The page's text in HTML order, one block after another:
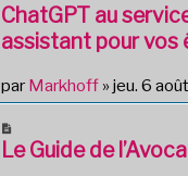
s
s
g
e
o
u
v
a
e
ChatGPT au
assistant pour vos
par Markhoff » jeu. 6
o
Le Guide de